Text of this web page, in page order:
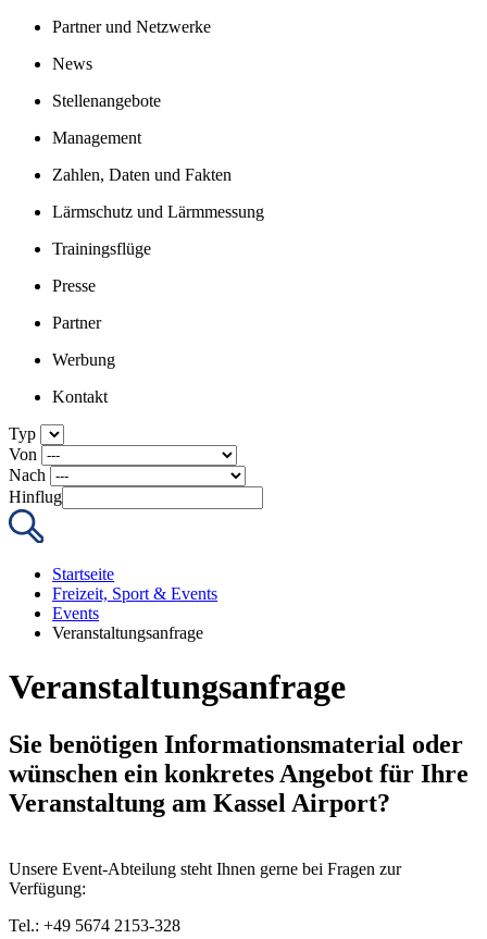
Partner und Netzwerke
News
Stellenangebote
Management
Zahlen, Daten und Fakten
Lärmschutz und Lärmmessung
Trainingsflüge
Presse
Partner
Werbung
Kontakt
Typ
Von
Nach
Hinflug
Startseite
Freizeit, Sport & Events
Events
Veranstaltungsanfrage
Veranstaltungsanfrage
Sie benötigen Informationsmaterial oder
wünschen ein konkretes Angebot für Ihre
Veranstaltung am Kassel Airport?
Unsere Event-Abteilung steht Ihnen gerne bei Fragen zur
Verfügung:
Tel.: +49 5674 2153-328